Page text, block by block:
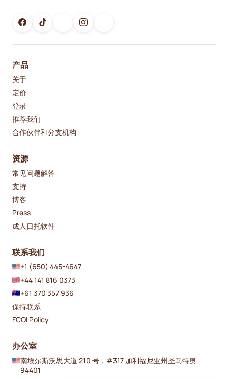
产品
关于
定价
登录
推荐我们
合作伙伴和分支机构
资源
常见问题解答
支持
博客
Press
成人日托软件
联系我们
+1 (650) 445-4647
+44 141 816 0373
+61 370 357 936
保持联系
FCOI Policy
办公室
南埃尔斯沃思大道 210 号，#317 加利福尼亚州圣马特奥
94401